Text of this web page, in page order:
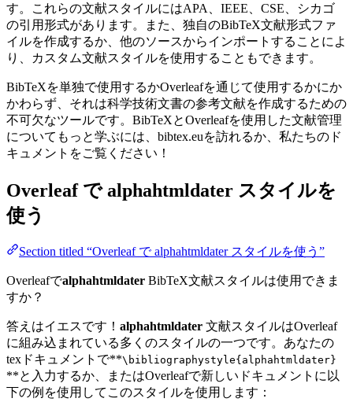
す。これらの文献スタイルにはAPA、IEEE、CSE、シカゴ
の引用形式があります。また、独自のBibTeX文献形式ファ
イルを作成するか、他のソースからインポートすることによ
り、カスタム文献スタイルを使用することもできます。
BibTeXを単独で使用するかOverleafを通じて使用するかにか
かわらず、それは科学技術文書の参考文献を作成するための
不可欠なツールです。BibTeXとOverleafを使用した文献管理
についてもっと学ぶには、bibtex.euを訪れるか、私たちのド
キュメントをご覧ください！
Overleaf でalphahtmldater スタイルを
使う
Section titled “Overleaf で alphahtmldater スタイルを使う”
Overleafでalphahtmldater BibTeX文献スタイルは使用できま
すか？
答えはイエスです！ alphahtmldater 文献スタイルはOverleaf
に組み込まれている多くのスタイルの一つです。あなたの
texドキュメントで**\bibliographystyle{alphahtmldater}
**と入力するか、またはOverleafで新しいドキュメントに以
下の例を使用してこのスタイルを使用します：